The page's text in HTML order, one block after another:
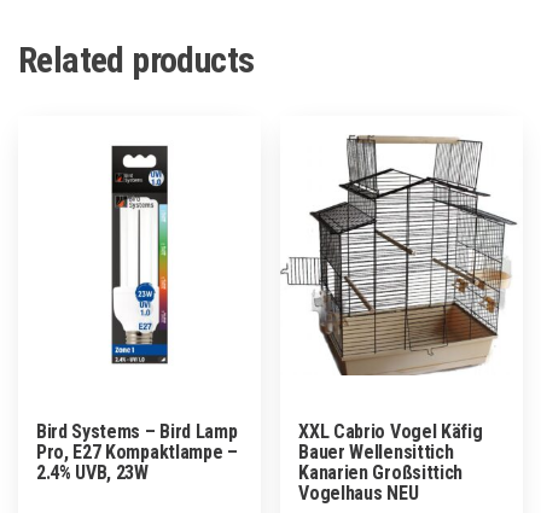
Related products
Bird Systems – Bird Lamp
Pro, E27 Kompaktlampe –
2.4% UVB, 23W
XXL Cabrio Vogel Käfig
Bauer Wellensittich
Kanarien Großsittich
Vogelhaus NEU